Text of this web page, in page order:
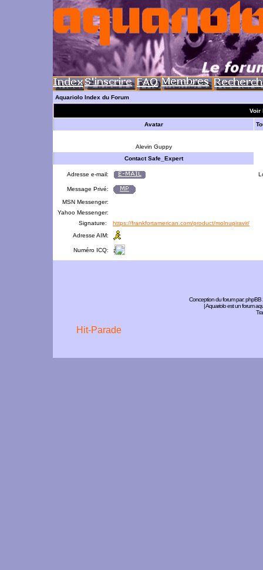
Aquariolo Index du Forum
Voir
Avatar
Alevin Guppy
Contact Safe_Expert
Adresse e-mail:
Message Privé:
MSN Messenger:
Yahoo Messenger:
Signature:
https://frankfortamerican.com/product/molnupiravir/
Adresse AIM:
Numéro ICQ:
Conception du forum par:phpBB
| Aquariolo est un forum